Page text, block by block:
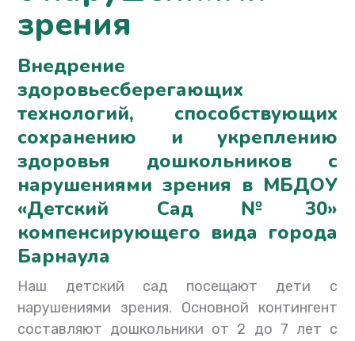
зрения
Внедрение
здоровьесберегающих
технологий, способствующих
сохранению и укреплению
здоровья дошкольников с
нарушениями зрения в МБДОУ
«Детский Сад №30»
компенсирующего вида города
Барнаула
Наш детский сад посещают дети с
нарушениями зрения. Основной контингент
составляют дошкольники от 2 до 7 лет с